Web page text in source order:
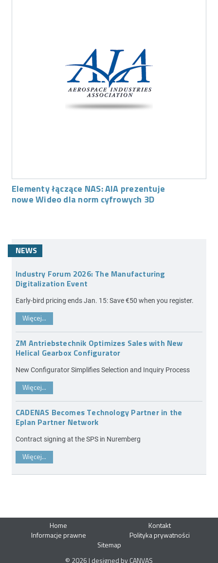
Elementy łączące NAS: AIA prezentuje
nowe Wideo dla norm cyfrowych 3D
NEWS
Industry Forum 2026: The Manufacturing
Digitalization Event
Early-bird pricing ends Jan. 15: Save €50 when you register.
Więcej...
ZM Antriebstechnik Optimizes Sales with New
Helical Gearbox Configurator
New Configurator Simplifies Selection and Inquiry Process
Więcej...
CADENAS Becomes Technology Partner in the
Eplan Partner Network
Contract signing at the SPS in Nuremberg
Więcej...
Home
Kontakt
Informacje prawne
Polityka prywatności
Sitemap
© 2026 | designed by CANVAS